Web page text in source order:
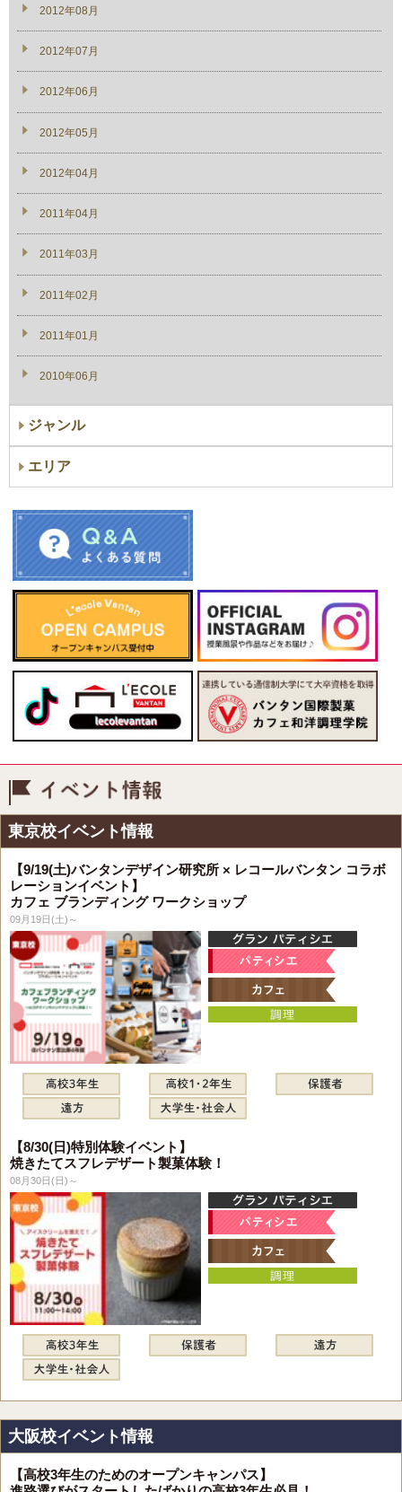
2012年08月
2012年07月
2012年06月
2012年05月
2012年04月
2011年04月
2011年03月
2011年02月
2011年01月
2010年06月
ジャンル
エリア
東京校イベント情報
【9/19(土)バンタンデザイン研究所 × レコールバンタン コラボ
レーションイベント】
カフェ ブランディング ワークショップ
09月19日(土)～
【8/30(日)特別体験イベント】
焼きたてスフレデザート製菓体験！
08月30日(日)～
大阪校イベント情報
【高校3年生のためのオープンキャンパス】